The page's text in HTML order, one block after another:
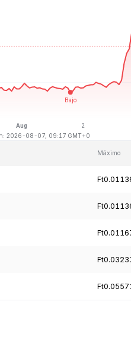
2026-08-07, 09:17 GMT+0
Máximo